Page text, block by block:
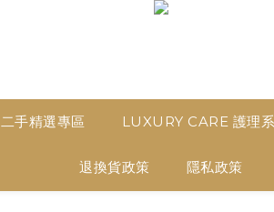
二手精選專區 LUXURY CARE 護理
退換貨政策 隱私政策